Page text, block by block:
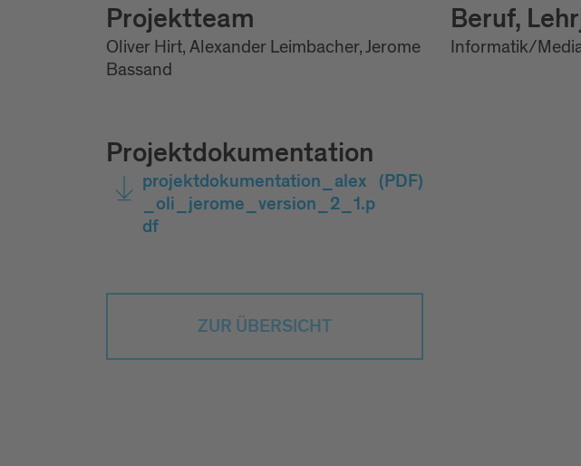
Projektteam
Oliver Hirt, Alexander Leimbacher, Jerome
Bassand
Beruf,
Informatik/
Projektdokumentation
projektdokumentation_alex
_oli_jerome_version_2_1.p
df
(PDF)
ZUR ÜBERSICHT